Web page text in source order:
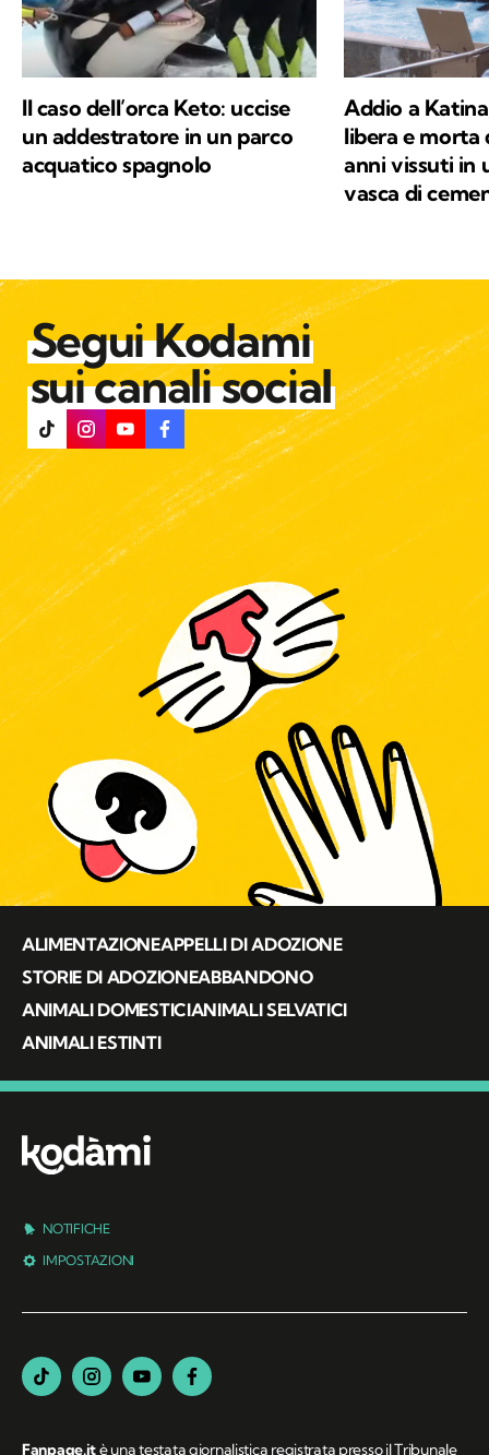
Il caso dell’orca Keto: uccise
un addestratore in un parco
acquatico spagnolo
Addio a
libera e morta
anni vissuti in
vasca di
Segui Kodami
sui canali social
ALIMENTAZIONEAPPELLI DI ADOZIONE
STORIE DI ADOZIONEABBANDONO
ANIMALI DOMESTICIANIMALI SELVATICI
ANIMALI ESTINTI
NOTIFICHE
IMPOSTAZIONI
Fanpage.itè una testata giornalistica registrata presso il Tribunale